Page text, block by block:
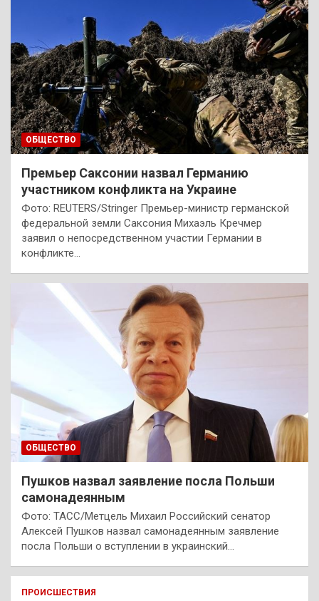
ОБЩЕСТВО
Премьер Саксонии назвал Германию
участником конфликта на Украине
Фото: REUTERS/Stringer Премьер-министр германской
федеральной земли Саксония Михаэль Кречмер
заявил о непосредственном участии Германии в
конфликте…
ОБЩЕСТВО
Пушков назвал заявление посла Польши
самонадеянным
Фото: ТАСС/Метцель Михаил Российский сенатор
Алексей Пушков назвал самонадеянным заявление
посла Польши о вступлении в украинский…
ПРОИСШЕСТВИЯ